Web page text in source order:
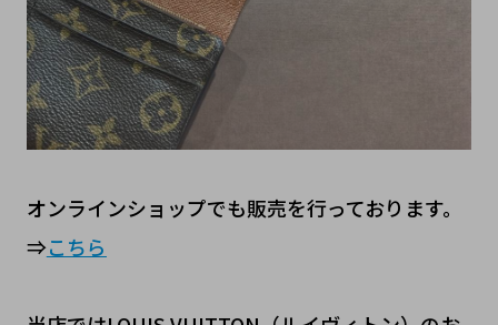
オンラインショップでも販売を行っております。
⇒こちら